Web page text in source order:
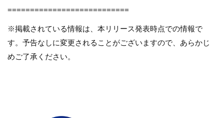
===========================
※掲載されている情報は、本リリース発表時点での情報で
す。予告なしに変更されることがございますので、あらかじ
めご了承ください。